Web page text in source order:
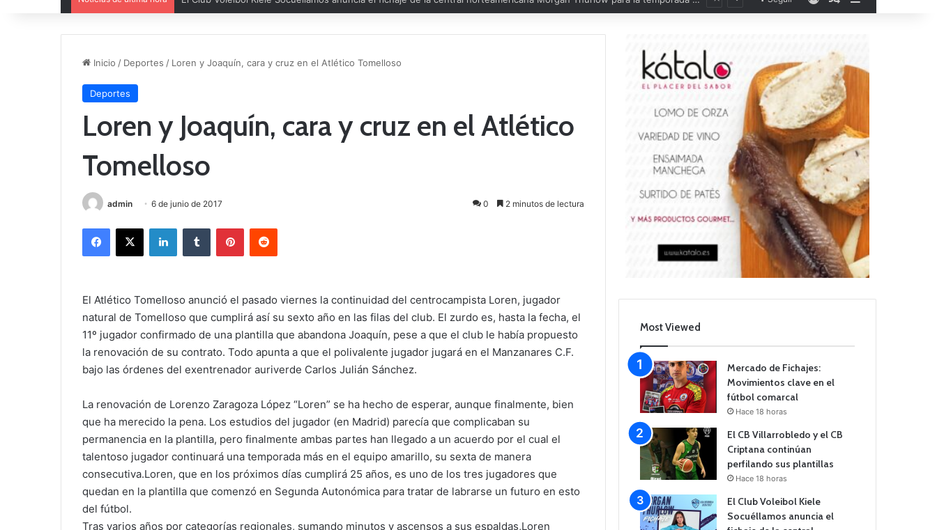
Inicio / Deportes / Loren y Joaquín, cara y cruz en el Atlético Tomelloso
Deportes
Loren y Joaquín, cara y cruz en el Atlético
Tomelloso
admin 6 de junio de 2017 0 2 minutos de lectura
El Atlético Tomelloso anunció el pasado viernes la continuidad del centrocampista Loren, jugador
natural de Tomelloso que cumplirá así su sexto año en las filas del club. El zurdo es, hasta la fecha, el
11º jugador confirmado de una plantilla que abandona Joaquín, pese a que el club le había propuesto
la renovación de su contrato. Todo apunta a que el polivalente jugador jugará en el Manzanares C.F.
bajo las órdenes del exentrenador auriverde Carlos Julián Sánchez.
La renovación de Lorenzo Zaragoza López “Loren” se ha hecho de esperar, aunque finalmente, bien
que ha merecido la pena. Los estudios del jugador (en Madrid) parecía que complicaban su
permanencia en la plantilla, pero finalmente ambas partes han llegado a un acuerdo por el cual el
talentoso jugador continuará una temporada más en el equipo amarillo, su sexta de manera
consecutiva.Loren, que en los próximos días cumplirá 25 años, es uno de los tres jugadores que
quedan en la plantilla que comenzó en Segunda Autonómica para tratar de labrarse un futuro en esto
del fútbol.
Tras varios años por categorías regionales, sumando minutos y ascensos a sus espaldas,Loren
Most Viewed
Mercado de Fichajes:
Movimientos clave en el
fútbol comarcal
Hace 18 horas
El CB Villarrobledo y el CB
Criptana continúan
perfilando sus plantillas
Hace 18 horas
El Club Voleibol Kiele
Socuéllamos anuncia el